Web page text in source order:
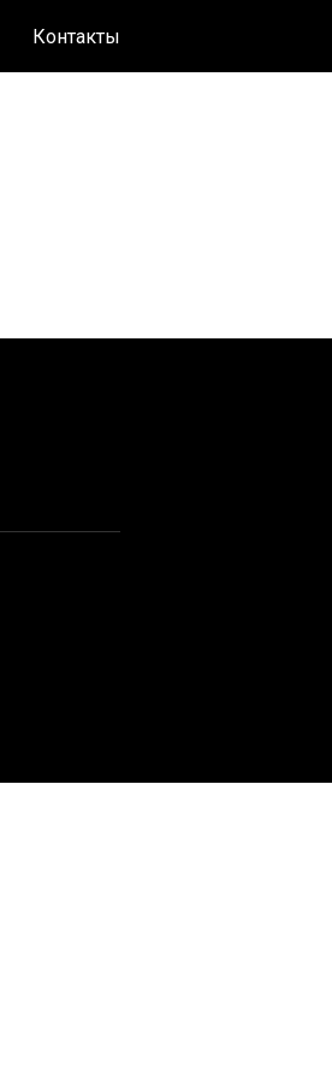
Контакты